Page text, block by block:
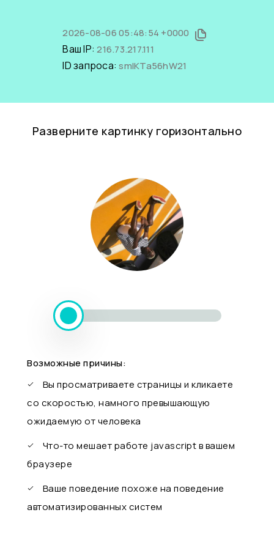
2026-08-06 05:48:54 +0000
Ваш IP:216.73.217.111
ID запроса:smIKTa56hW21
Разверните картинку горизонтально
Возможные причины:
Вы просматриваете страницы и кликаете
со скоростью, намного превышающую
ожидаемую от человека
Что-то мешает работе javascript в вашем
браузере
Ваше поведение похоже на поведение
автоматизированных систем